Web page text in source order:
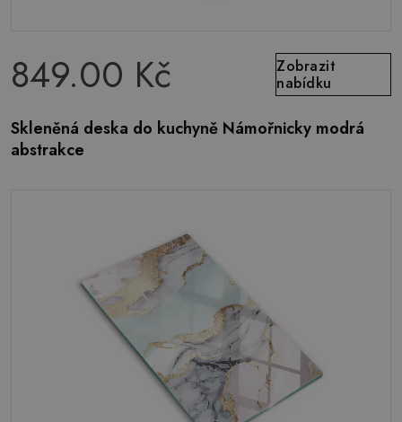
849.00 Kč
Zobrazit
nabídku
Skleněná deska do kuchyně Námořnicky modrá
abstrakce